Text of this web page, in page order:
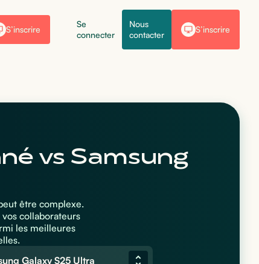
S’inscrire
Se
connecter
Nous
contacter
S’inscrire
vs Samsung
être complexe.
collaborateurs
les meilleures
Galaxy S25 Ultra